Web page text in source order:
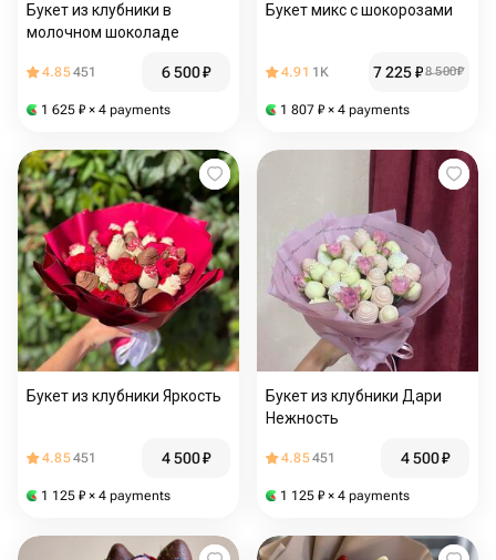
Букет из клубники в
молочном шоколаде
4.85451 6 500₽
1 625 ₽ × 4 payments
Букет микс с шокорозами
4.91 1K 7 225₽8 500₽
1 807 ₽ × 4 payments
Букет из клубники Яркость
4.85451 4 500₽
1 125 ₽ × 4 payments
Букет из клубники Дари
Нежность
4.85451 4 500₽
1 125 ₽ × 4 payments